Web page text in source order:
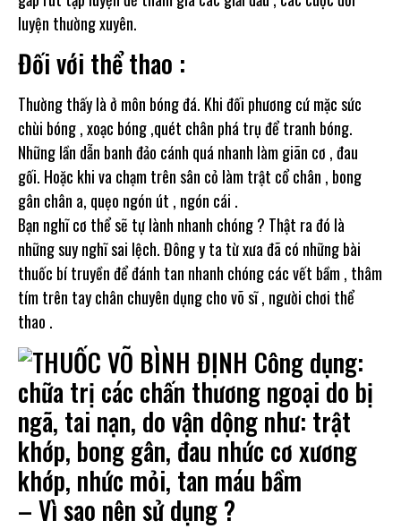
luyện thường xuyên.
Đối với thể thao :
Thường thấy là ở môn bóng đá. Khi đối phương cứ mặc sức
chùi bóng , xoạc bóng ,quét chân phá trụ để tranh bóng.
Những lần dẫn banh đảo cánh quá nhanh làm giãn cơ , đau
gối. Hoặc khi va chạm trên sân cỏ làm trật cổ chân , bong
gân chân a, quẹo ngón út , ngón cái .
Bạn nghĩ cơ thể sẽ tự lành nhanh chóng ? Thật ra đó là
những suy nghĩ sai lệch. Đông y ta từ xưa đã có những bài
thuốc bí truyền để đánh tan nhanh chóng các vết bầm , thâm
tím trên tay chân chuyên dụng cho võ sĩ , người chơi thể
thao .
– Vì sao nên sử dụng ?